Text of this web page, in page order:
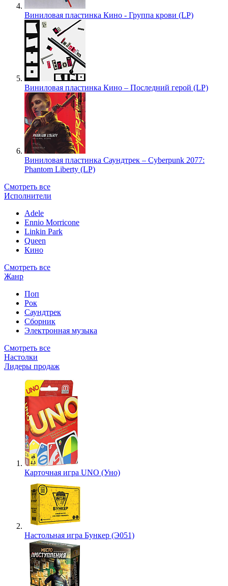
Виниловая пластинка Кино - Группа крови (LP)
Виниловая пластинка Кино – Последний герой (LP)
Виниловая пластинка Саундтрек – Cyberpunk 2077:
Phantom Liberty (LP)
Смотреть все
Исполнители
Adele
Ennio Morricone
Linkin Park
Queen
Кино
Смотреть все
Жанр
Поп
Рок
Саундтрек
Сборник
Электронная музыка
Смотреть все
Настолки
Лидеры продаж
Карточная игра UNO (Уно)
Настольная игра Бункер (Э051)